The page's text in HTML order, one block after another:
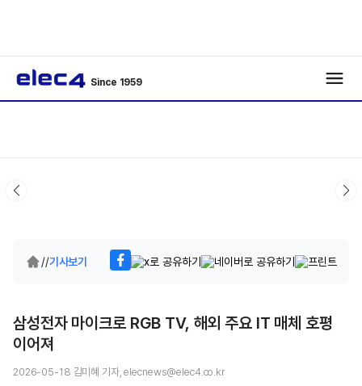
Since 1959
//기사보기
삼성전자 마이크로 RGB TV, 해외 주요 IT 매체 호평
이어져
2026-05-18 김미혜 기자, elecnews@elec4.co.kr